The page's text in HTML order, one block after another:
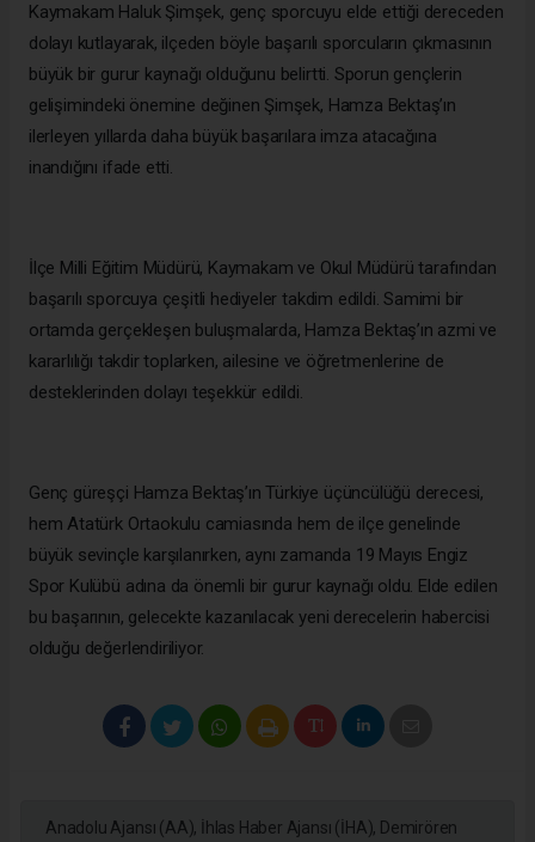
Kaymakam Haluk Şimşek, genç sporcuyu elde ettiği dereceden
dolayı kutlayarak, ilçeden böyle başarılı sporcuların çıkmasının
büyük bir gurur kaynağı olduğunu belirtti. Sporun gençlerin
gelişimindeki önemine değinen Şimşek, Hamza Bektaş’ın
ilerleyen yıllarda daha büyük başarılara imza atacağına
inandığını ifade etti.
İlçe Milli Eğitim Müdürü, Kaymakam ve Okul Müdürü tarafından
başarılı sporcuya çeşitli hediyeler takdim edildi. Samimi bir
ortamda gerçekleşen buluşmalarda, Hamza Bektaş’ın azmi ve
kararlılığı takdir toplarken, ailesine ve öğretmenlerine de
desteklerinden dolayı teşekkür edildi.
Genç güreşçi Hamza Bektaş’ın Türkiye üçüncülüğü derecesi,
hem Atatürk Ortaokulu camiasında hem de ilçe genelinde
büyük sevinçle karşılanırken, aynı zamanda 19 Mayıs Engiz
Spor Kulübü adına da önemli bir gurur kaynağı oldu. Elde edilen
bu başarının, gelecekte kazanılacak yeni derecelerin habercisi
olduğu değerlendiriliyor.
Anadolu Ajansı (AA), İhlas Haber Ajansı (İHA), Demirören